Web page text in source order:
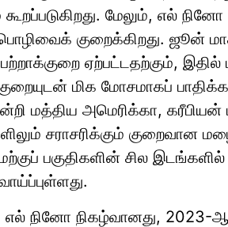
மேலும், எல்
குறைக்கிறது. ஜூன்
ஏற்பட்டதற்கும்,
மிக மோசமாகப்
மத்திய அமெரிக்கா,
சராசரிக்கும் குறைவான
பகுதிகளின் சில
எல் நினோ நிகழ்வானது,